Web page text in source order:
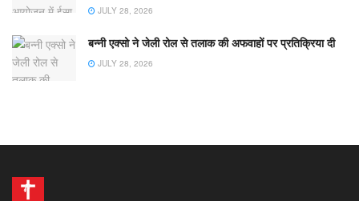
JULY 28, 2026
बन्नी एक्सो ने जेली रोल से तलाक की अफवाहों पर प्रतिक्रिया दी
JULY 28, 2026